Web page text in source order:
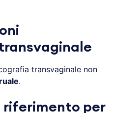
transvaginale non
.
riferimento per